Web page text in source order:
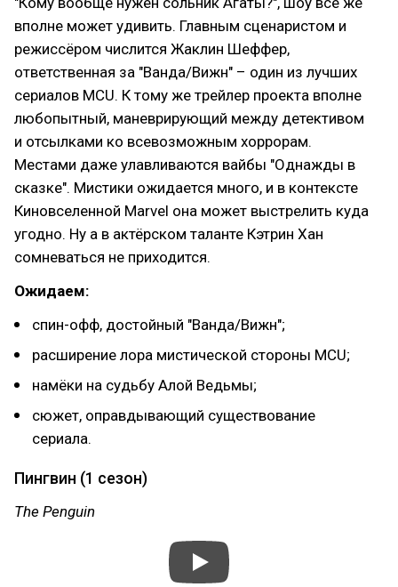
вполне может удивить. Главным сценаристом и
режиссёром числится Жаклин Шеффер,
ответственная за "Ванда/Вижн" – один из лучших
сериалов MCU. К тому же трейлер проекта вполне
любопытный, маневрирующий между детективом
и отсылками ко всевозможным хоррорам.
Местами даже улавливаются вайбы "Однажды в
сказке". Мистики ожидается много, и в контексте
Киновселенной Marvel она может выстрелить куда
угодно. Ну а в актёрском таланте Кэтрин Хан
сомневаться не приходится.
Ожидаем:
спин-офф, достойный "Ванда/Вижн";
расширение лора мистической стороны MCU;
намёки на судьбу Алой Ведьмы;
сюжет, оправдывающий существование
сериала.
Пингвин (1 сезон)
The Penguin